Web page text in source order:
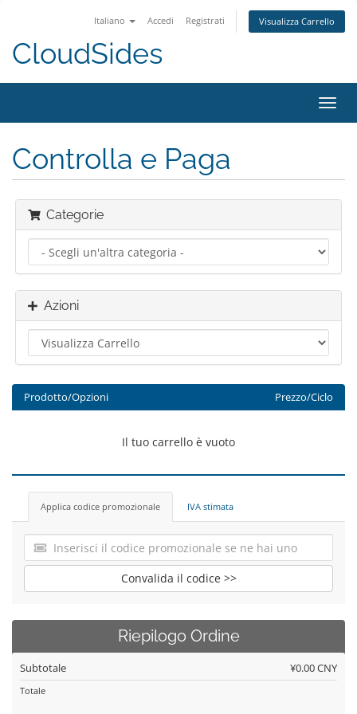
Italiano Accedi Registrati Visualizza Carrello
CloudSides
Attiva
Controlla e Paga
Categorie
Azioni
Prodotto/Opzioni Prezzo/Ciclo
Il tuo carrello è vuoto
Applica codice promozionale IVA stimata
Convalida il codice >>
Riepilogo Ordine
Subtotale ¥0.00 CNY
Totale